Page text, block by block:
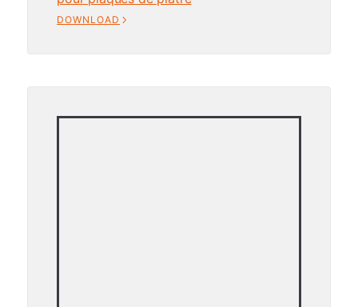
DOWNLOAD